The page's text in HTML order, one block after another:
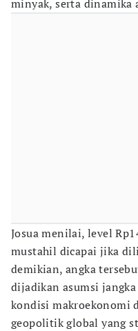
minyak, serta dinamika
Josua menilai, level
mustahil dicapai jika
demikian, angka
dijadikan asumsi
kondisi makroekonomi
geopolitik global yang